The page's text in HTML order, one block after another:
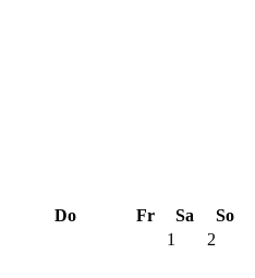
Do Fr Sa
So
1
2